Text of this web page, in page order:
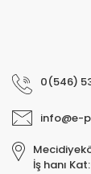
0(546)
info@e-
İş hanı